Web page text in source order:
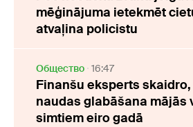
mēģinājuma ietekmēt
atvaļina policistu
Oбщество 16:47
Finanšu eksperts
naudas glabāšana mājās
simtiem eiro gadā